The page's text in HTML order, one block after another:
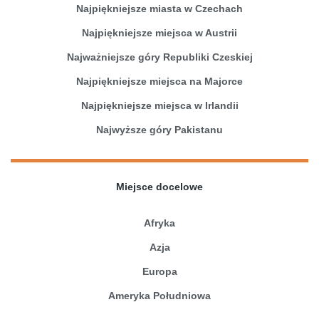
Najpiękniejsze miasta w Czechach
Najpiękniejsze miejsca w Austrii
Najważniejsze góry Republiki Czeskiej
Najpiękniejsze miejsca na Majorce
Najpiękniejsze miejsca w Irlandii
Najwyższe góry Pakistanu
Miejsce docelowe
Afryka
Azja
Europa
Ameryka Południowa